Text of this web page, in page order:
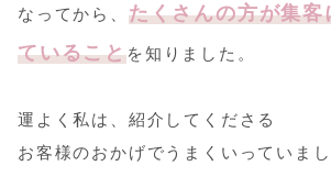
なってから、 たくさんの方が集
ていることを知りました。
運よく私は、紹介してくださる
お客様のおかげでうまくいっていま